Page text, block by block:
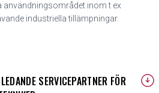
användningsområdet inom t ex
industriella tillämpningar.
SERVICEPARTNER FÖR